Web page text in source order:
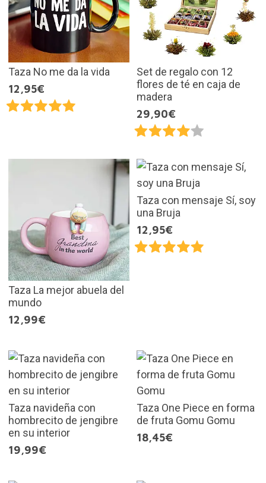
Taza No me da la vida
12,95€
Set de regalo con 12
flores de té en caja de
madera
29,90€
Taza La mejor abuela del
mundo
12,99€
Taza con mensaje Sí, soy
una Bruja
12,95€
Taza navideña con
hombrecito de jengibre
en su interior
19,99€
Taza One Piece en forma
de fruta Gomu Gomu
18,45€